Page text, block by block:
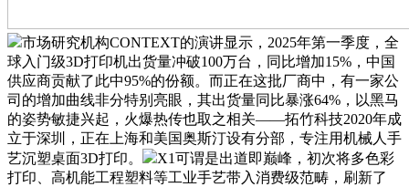
市场研究机构CONTEXT的演讲显示，2025年第一季度，全
球入门级3D打印机出货量冲破100万台，同比增加15%，中国
供应商贡献了此中95%的份额。而正在这批厂商中，有一家公
司的增加曲线非分特别亮眼，其出货量同比暴涨64%，以黑马
的姿势敏捷兴起，火爆热传也取之相关——拓竹科技2020年成
立于深圳，正在上海和美国奥斯汀设有分部，专注用机械人手
艺沉塑桌面3D打印。
X1可谓是出道即巅峰，初次将多色彩
打印、高机能工程塑料等工业手艺带入消费级范畴，刷新了